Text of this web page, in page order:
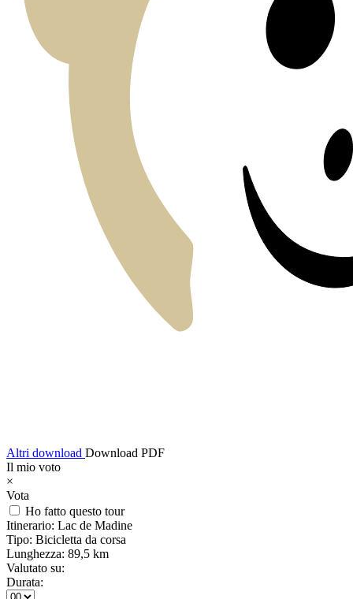
Altri download Download PDF
Il mio voto
×
Vota
Ho fatto questo tour
Itinerario: Lac de Madine
Tipo: Bicicletta da corsa
Lunghezza: 89,5 km
Valutato su:
Durata: